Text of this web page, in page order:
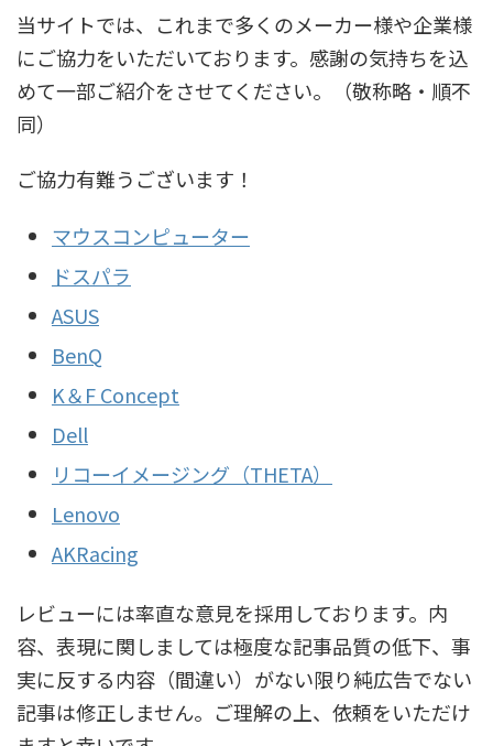
当サイトでは、これまで多くのメーカー様や企業様
にご協力をいただいております。感謝の気持ちを込
めて一部ご紹介をさせてください。（敬称略・順不
同）
ご協力有難うございます！
マウスコンピューター
ドスパラ
ASUS
BenQ
K＆F Concept
Dell
リコーイメージング（THETA）
Lenovo
AKRacing
レビューには率直な意見を採用しております。内
容、表現に関しましては極度な記事品質の低下、事
実に反する内容（間違い）がない限り純広告でない
記事は修正しません。ご理解の上、依頼をいただけ